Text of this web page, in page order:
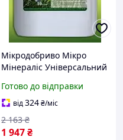
Мікродобриво Мікро
Мінераліс Універсальний
виробництво Україна
артикул 27 ММ
Готово до відправки
від324₴/міс
1 947₴
2 163 ₴